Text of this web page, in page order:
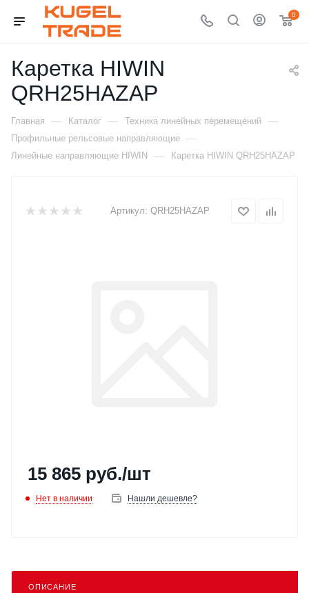
0
Каретка HIWIN
QRH25HAZAP
Главная — Каталог — Техника линейных перемещений —
Профильные рельсовые направляющие —
Линейные направляющие HIWIN — Каретка HIWIN QRH25HAZAP
Артикул: QRH25HAZAP
15 865 руб./шт
Нет в наличии Нашли дешевле?
ОПИСАНИЕ